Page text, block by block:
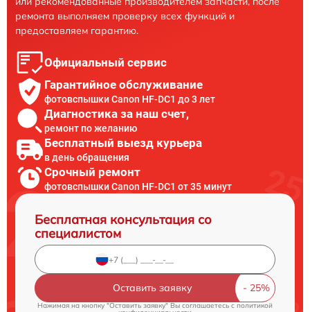
ремонта выполняем проверку всех функций и
предоставляем гарантию.
Официальный сервис
Гарантийное обслуживание
фотовспышки Canon HF-DC1 до 3 лет
Диагностика за наш счет,
ремонт по желанию
Бесплатный выезд курьера
в день обращения
Срочный ремонт
фотовспышки Canon HF-DC1 от 35 минут
Бесплатная консультация со
специалистом
Оставить заявку
Нажимая на кнопку "Оставить заявку" Вы соглашаетесь cполитикой